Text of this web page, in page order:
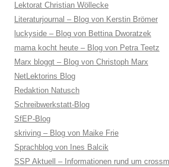
Lektorat Christian Wöllecke
Literaturjournal – Blog von Kerstin Brömer
luckyside – Blog von Bettina Dworatzek
mama kocht heute – Blog von Petra Teetz
Marx bloggt – Blog von Christoph Marx
NetLektorins Blog
Redaktion Natusch
Schreibwerkstatt-Blog
SfEP-Blog
skriving – Blog von Maike Frie
Sprachblog von Ines Balcik
SSP Aktuell – Informationen rund um